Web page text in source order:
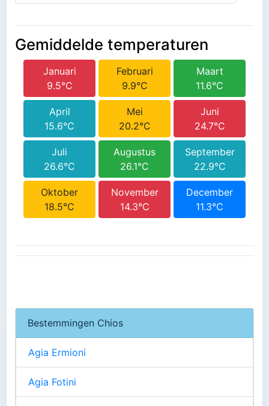
Gemiddelde temperaturen
Januari
9.5°C
Februari
9.9°C
Maart
11.6°C
April
15.6°C
Mei
20.2°C
Juni
24.7°C
Juli
26.6°C
Augustus
26.1°C
September
22.9°C
Oktober
18.5°C
November
14.3°C
December
11.3°C
Bestemmingen Chios
Agia Ermioni
Agia Fotini